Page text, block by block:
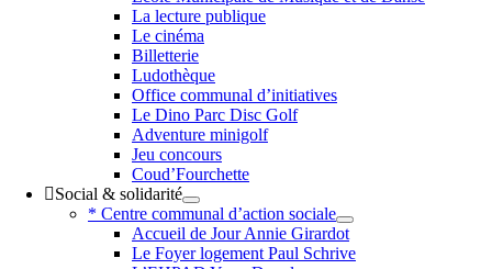
La lecture publique
Le cinéma
Billetterie
Ludothèque
Office communal d’initiatives
Le Dino Parc Disc Golf
Adventure minigolf
Jeu concours
Coud’Fourchette
Social & solidarité
* Centre communal d’action sociale
Accueil de Jour Annie Girardot
Le Foyer logement Paul Schrive